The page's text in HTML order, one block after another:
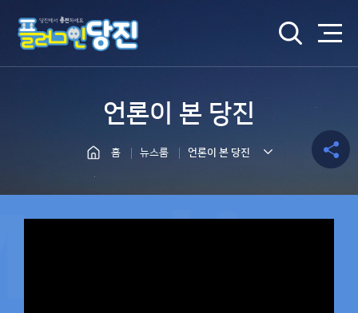
언론이 본 당진
홈 뉴스룸 언론이 본 당진
기